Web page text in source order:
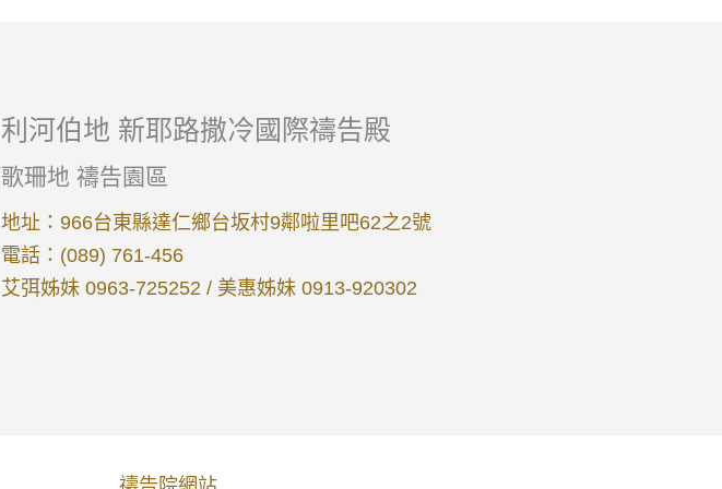
利河伯地 新耶路撒冷國際禱告殿
歌珊地 禱告園區
地址：966台東縣達仁鄉台坂村9鄰啦里吧62之2號
電話：(089) 761-456
艾弭姊妹 0963-725252 / 美惠姊妹 0913-920302